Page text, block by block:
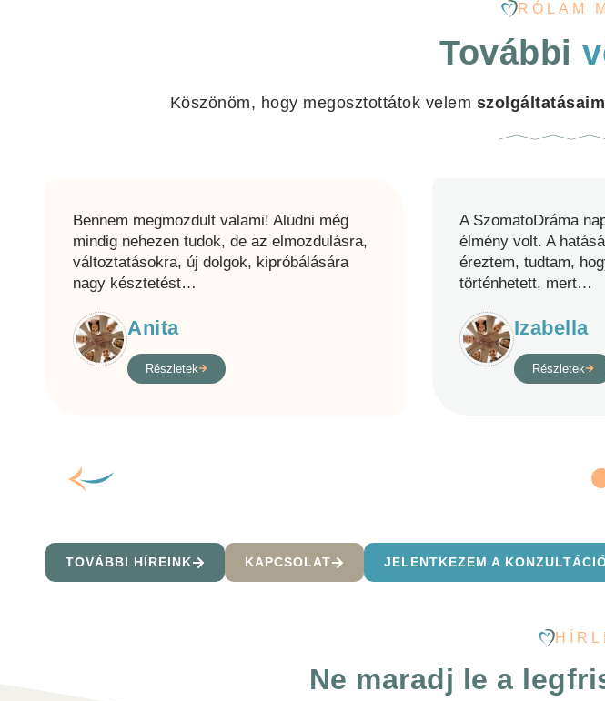
RÓLAM
További
Köszönöm, hogy megosztottátok velem
Bennem megmozdult valami! Aludni még
mindig nehezen tudok, de az elmozdulásra,
változtatásokra, új dolgok, kipróbálására
nagy késztetést…
Anita
Részletek
A SzomatoDráma
élmény volt. A
éreztem, tudtam,
történhetett, mert…
Izabella
Részletek
TOVÁBBI HÍREINK KAPCSOLAT JELENTKEZEM A
Ne maradj le a